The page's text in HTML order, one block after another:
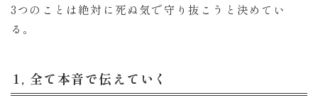
3つのことは絶対に死ぬ気で守り抜こうと決めてい
る。
1, 全て本音で伝えていく